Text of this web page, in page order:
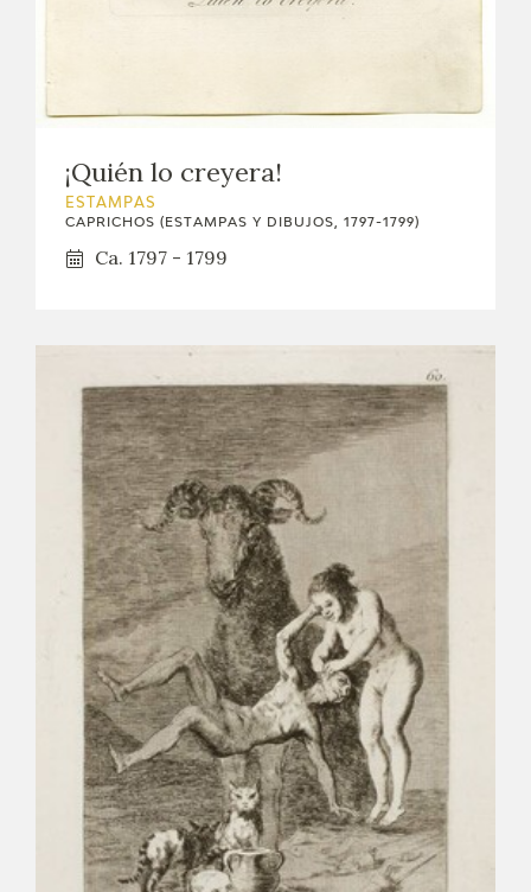
¡Quién lo creyera!
ESTAMPAS
CAPRICHOS (ESTAMPAS Y DIBUJOS, 1797-1799)
Ca. 1797 - 1799